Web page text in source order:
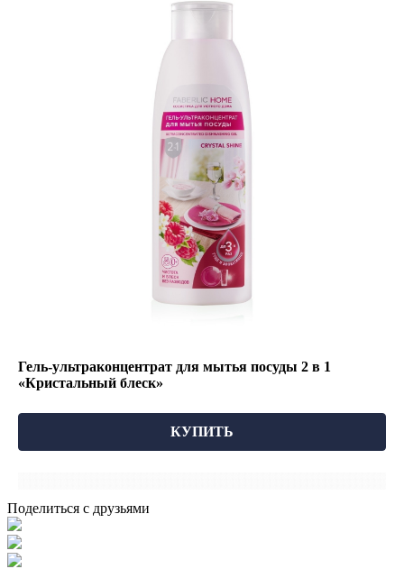
Гель-ультраконцентрат для мытья посуды 2 в 1
«Кристальный блеск»
КУПИТЬ
Поделиться с друзьями